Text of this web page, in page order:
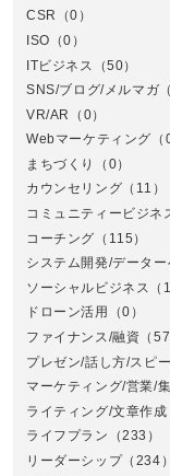
CSR
（0）
ISO （0）
ITビジネス
（50）
SNS/ブログ/メルマガ
VR/AR
（0）
Webマーケティング （
まちづくり
（0）
カウンセリング （11）
コミュニティービジネ
コーチング （115）
システム開発/データー
ソーシャルビジネス （
ドローン活用
（0）
ファイナンス/融資 （57
プレゼン/話し方/スピ
マーケティング/営業/
ライティング/文章作成
ライフプラン
（233）
リーダーシップ（234）